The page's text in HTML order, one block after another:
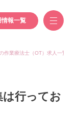
情報一覧
作業療法士（OT）求人一覧
行ってお